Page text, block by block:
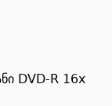
DVD-R 16x